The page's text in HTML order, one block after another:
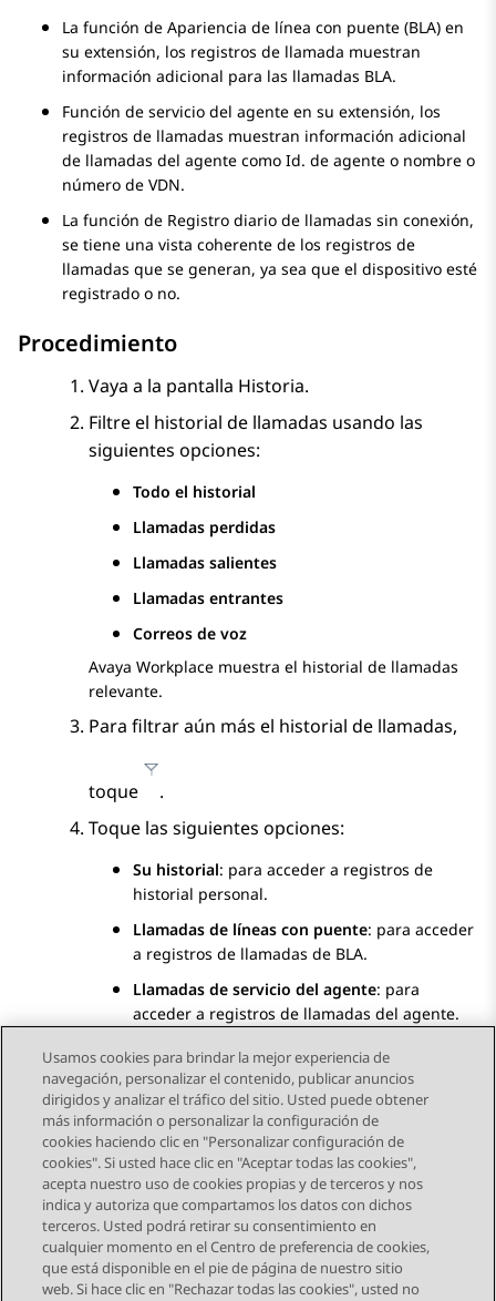
La función de Apariencia de línea con puente (BLA) en
su extensión, los registros de llamada muestran
información adicional para las llamadas BLA.
Función de servicio del agente en su extensión, los
registros de llamadas muestran información adicional
de llamadas del agente como Id. de agente o nombre o
número de VDN.
La función de Registro diario de llamadas sin conexión,
se tiene una vista coherente de los registros de
llamadas que se generan, ya sea que el dispositivo esté
registrado o no.
Procedimiento
Vaya a la pantalla Historia.
Filtre el historial de llamadas usando las
siguientes opciones:
Todo el historial
Llamadas perdidas
Llamadas salientes
Llamadas entrantes
Correos de voz
Avaya Workplace muestra el historial de llamadas
relevante.
Para filtrar aún más el historial de llamadas,
toque
.
Toque las siguientes opciones:
Su historial: para acceder a registros de
historial personal.
Llamadas de líneas con puente: para acceder
a registros de llamadas de BLA.
Llamadas de servicio del agente: para
acceder a registros de llamadas del agente.
Send Feedback
Navegación de tema
Tema anterior Tema siguiente
Usamos cookies para brindar la mejor experiencia de
navegación, personalizar el contenido, publicar anuncios
dirigidos y analizar el tráfico del sitio. Usted puede obtener
más información o personalizar la configuración de
cookies haciendo clic en "Personalizar configuración de
cookies". Si usted hace clic en "Aceptar todas las cookies",
acepta nuestro uso de cookies propias y de terceros y nos
indica y autoriza que compartamos los datos con dichos
terceros. Usted podrá retirar su consentimiento en
cualquier momento en el Centro de preferencia de cookies,
que está disponible en el pie de página de nuestro sitio
web. Si hace clic en "Rechazar todas las cookies", usted no